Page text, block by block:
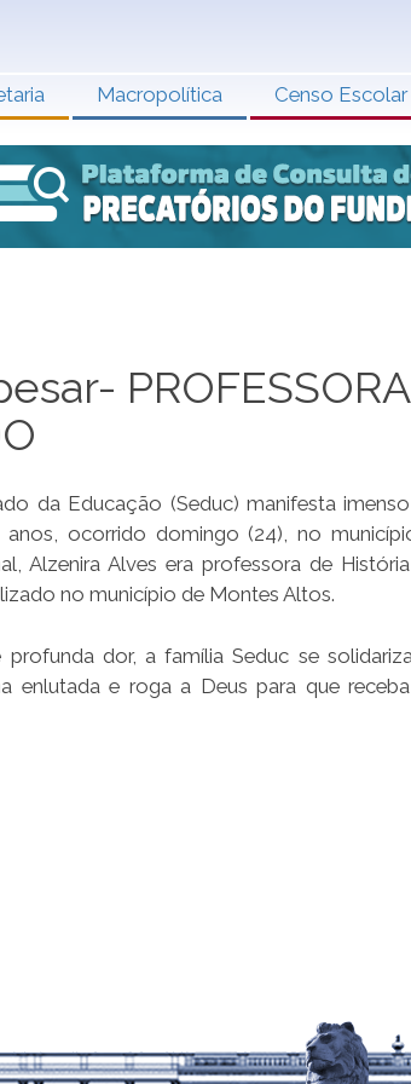
Macropolítica Censo Escolar
da Educação (Seduc) manifesta
ocorrido domingo (24), no
Alzenira Alves era professora de
no município de Montes Altos.
dor, a família Seduc se
enlutada e roga a Deus para que